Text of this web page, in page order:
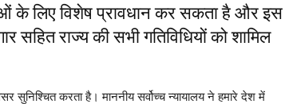
के लिए विशेष प्रावधान कर सकता है और इस
सहित राज्य की सभी गतिविधियों को शामिल
करता है। माननीय सर्वोच्च न्यायालय ने हमारे देश में